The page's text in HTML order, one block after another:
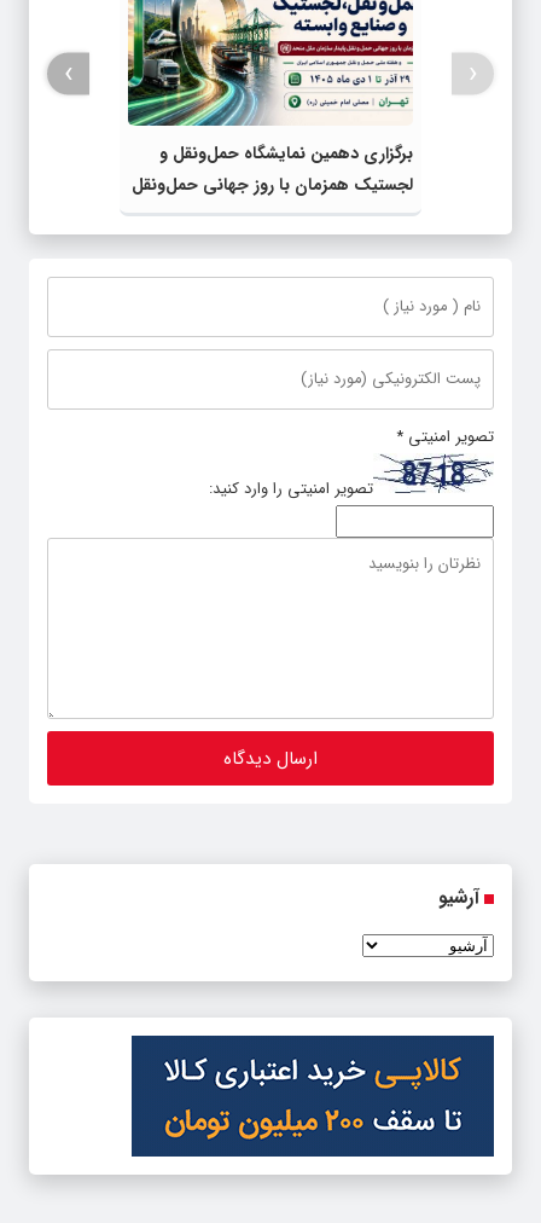
برگزاری دهمین نمایشگاه حمل‌ونقل و
لجستیک همزمان با روز جهانی حمل‌ونقل
پایدار سازمان ملل متحد
‹
›
تصویر امنیتی *
تصویر امنیتی را وارد کنید:
آرشیو